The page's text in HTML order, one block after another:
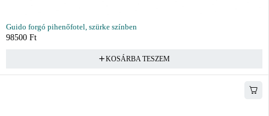
Guido forgó pihenőfotel, szürke színben
98500 Ft
KOSÁRBA TESZEM